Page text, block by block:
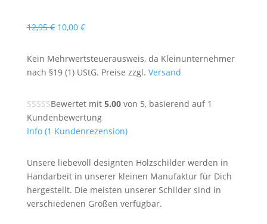
12,95€ Ursprünglicher
war:
12,95 €
10,00 €Aktueller
ist:
10,00 €.
Kein Mehrwertsteuerausweis, da Kleinunternehmer
nach §19 (1) UStG. Preise zzgl. Versand
Bewertet mit 5.00von 5, basierend auf 1
Kundenbewertung
Info (1 Kundenrezension)
Unsere liebevoll designten Holzschilder werden in
Handarbeit in unserer kleinen Manufaktur für Dich
hergestellt. Die meisten unserer Schilder sind in
verschiedenen Größen verfügbar.